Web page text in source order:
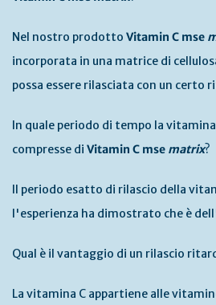
Nel nostro prodotto Vitamin C mse
incorporata in una matrice di
possa essere rilasciata con un certo
In quale periodo di tempo la
compresse di Vitamin C mse matrix?
Il periodo esatto di rilascio della
l'esperienza ha dimostrato che è
Qual è il vantaggio di un rilascio
La vitamina C appartiene alle